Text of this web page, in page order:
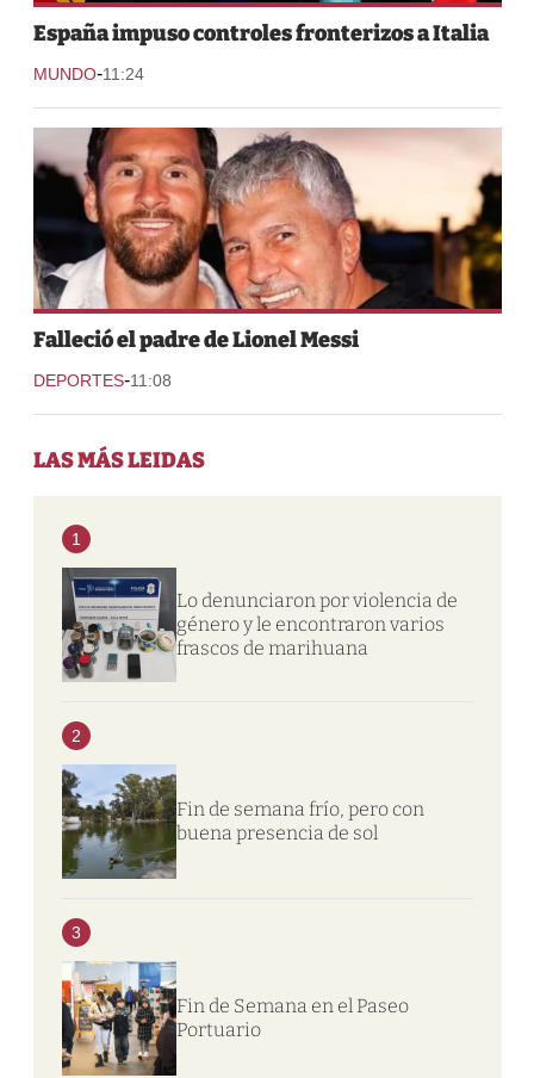
España impuso controles fronterizos a Italia
MUNDO-11:24
Falleció el padre de Lionel Messi
DEPORTES-11:08
LAS MÁS LEIDAS
1
Lo denunciaron por violencia de
género y le encontraron varios
frascos de marihuana
2
Fin de semana frío, pero con
buena presencia de sol
3
Fin de Semana en el Paseo
Portuario